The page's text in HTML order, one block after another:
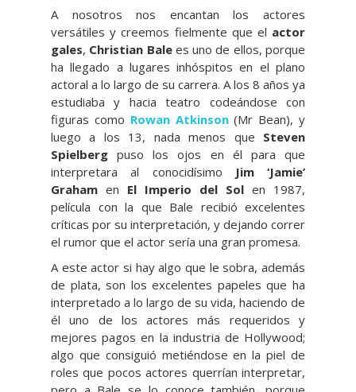
A nosotros nos encantan los actores
versátiles y creemos fielmente que el actor
gales, Christian Balees uno de ellos, porque
ha llegado a lugares inhóspitos en el plano
actoral a lo largo de su carrera. A los 8 años ya
estudiaba y hacia teatro codeándose con
figuras como Rowan Atkinson(Mr Bean), y
luego a los 13, nada menos que Steven
Spielberg puso los ojos en él para que
interpretara al conocidísimo
Jim ‘Jamie’
Graham en El Imperio del Sol en 1987,
película con la que Bale recibió excelentes
críticas por su interpretación, y dejando correr
el rumor que el actor sería una gran promesa.
A este actor si hay algo que le sobra, además
de plata, son los excelentes papeles que ha
interpretado a lo largo de su vida, haciendo de
él uno de los actores más requeridos y
mejores pagos en la industria de Hollywood;
algo que consiguió metiéndose en la piel de
roles que pocos actores querrían interpretar,